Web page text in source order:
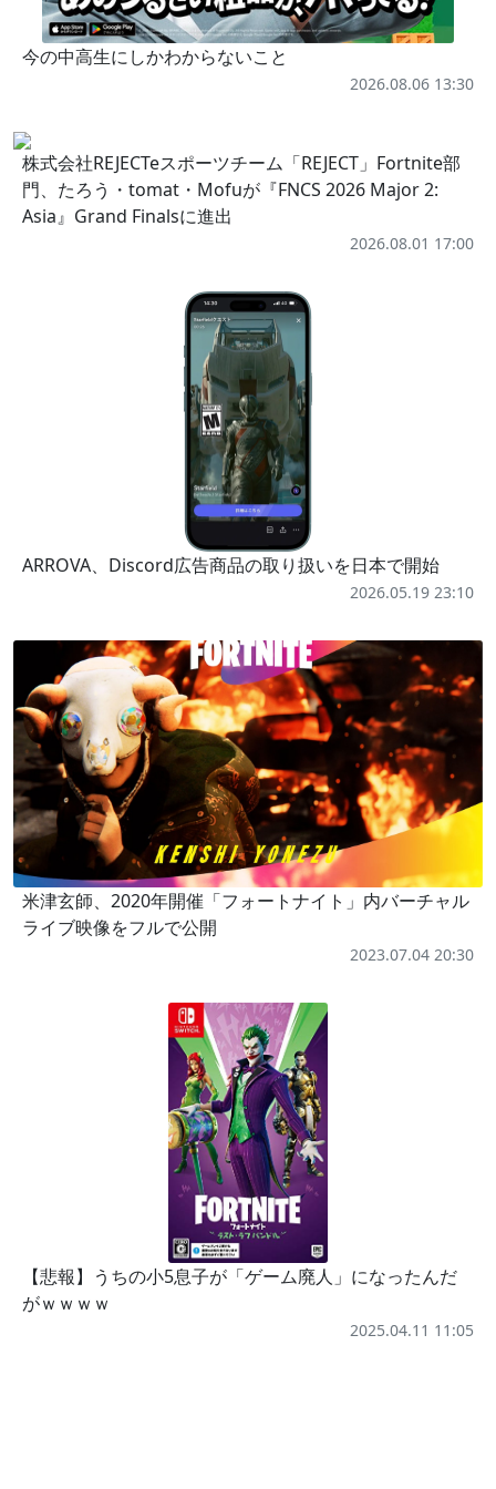
今の中高生にしかわからないこと
2026.08.06 13:30
株式会社REJECTeスポーツチーム「REJECT」Fortnite部
門、たろう・tomat・Mofuが『FNCS 2026 Major 2:
Asia』Grand Finalsに進出
2026.08.01 17:00
ARROVA、Discord広告商品の取り扱いを日本で開始
2026.05.19 23:10
米津玄師、2020年開催「フォートナイト」内バーチャル
ライブ映像をフルで公開
2023.07.04 20:30
【悲報】うちの小5息子が「ゲーム廃人」になったんだ
がｗｗｗｗ
2025.04.11 11:05